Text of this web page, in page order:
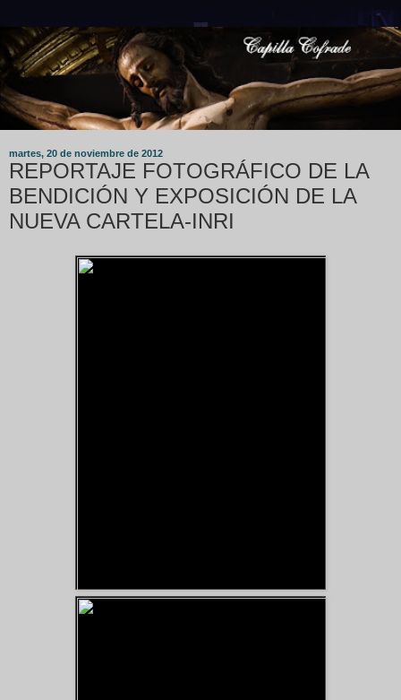
martes, 20 de noviembre de 2012
REPORTAJE FOTOGRÁFICO DE LA
BENDICIÓN Y EXPOSICIÓN DE LA
NUEVA CARTELA-INRI